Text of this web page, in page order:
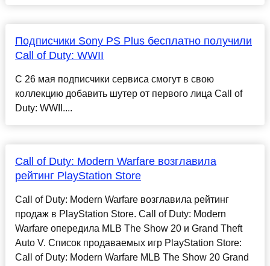
Подписчики Sony PS Plus бесплатно получили
Call of Duty: WWII
С 26 мая подписчики сервиса смогут в свою
коллекцию добавить шутер от первого лица Call of
Duty: WWII....
Call of Duty: Modern Warfare возглавила
рейтинг PlayStation Store
Call of Duty: Modern Warfare возглавила рейтинг
продаж в PlayStation Store. Call of Duty: Modern
Warfare опередила MLB The Show 20 и Grand Theft
Auto V. Список продаваемых игр PlayStation Store:
Call of Duty: Modern Warfare MLB The Show 20 Grand